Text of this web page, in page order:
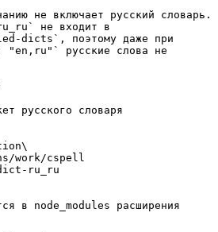
не включает русский словарь.
не входит в
dicts`, поэтому даже при
"en,ru"` русские слова не
русского словаря
work/cspell
ru_ru
в node_modules расширения